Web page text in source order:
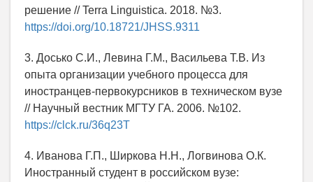
решение // Terra Linguistica. 2018. №3.
https://doi.org/10.18721/JHSS.9311
3. Досько С.И., Левина Г.М., Васильева Т.В. Из
опыта организации учебного процесса для
иностранцев-первокурсников в техническом вузе
// Научный вестник МГТУ ГА. 2006. №102.
https://clck.ru/36q23T
4. Иванова Г.П., Ширкова Н.Н., Логвинова О.К.
Иностранный студент в российском вузе: